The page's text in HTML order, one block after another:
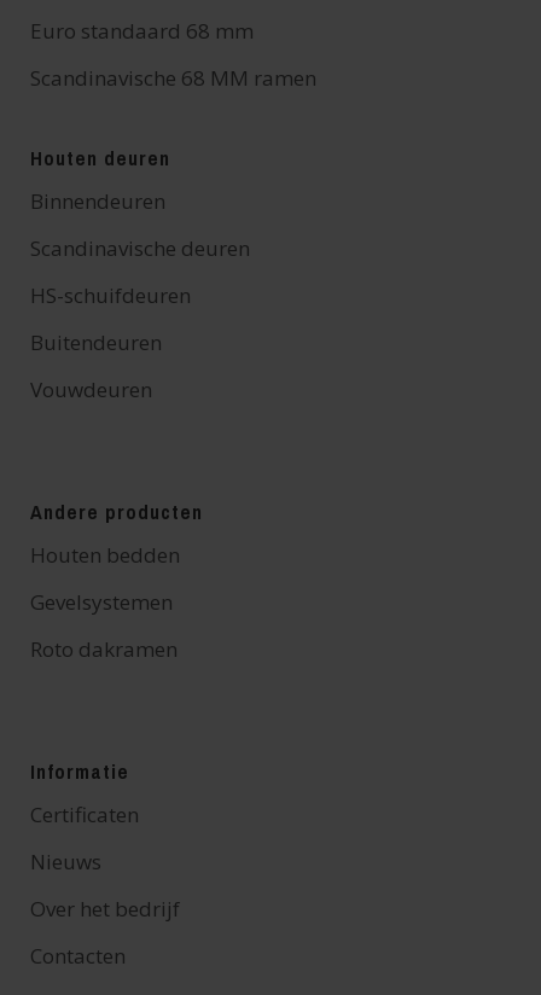
Euro standaard 68 mm
Scandinavische 68 MM ramen
Houten deuren
Binnendeuren
Scandinavische deuren
HS-schuifdeuren
Buitendeuren
Vouwdeuren
Andere producten
Houten bedden
Gevelsystemen
Roto dakramen
Informatie
Certificaten
Nieuws
Over het bedrijf
Contacten